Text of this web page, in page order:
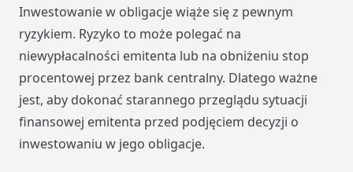
Inwestowanie w obligacje wiąże się z pewnym
ryzykiem. Ryzyko to może polegać na
niewypłacalności emitenta lub na obniżeniu stop
procentowej przez bank centralny. Dlatego ważne
jest, aby dokonać starannego przeglądu sytuacji
finansowej emitenta przed podjęciem decyzji o
inwestowaniu w jego obligacje.